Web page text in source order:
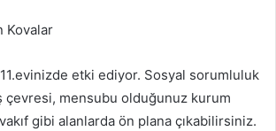
Kovalar
etki ediyor. Sosyal sorumluluk
çevresi, mensubu olduğunuz kurum
gibi alanlarda ön plana çıkabilirsiniz.